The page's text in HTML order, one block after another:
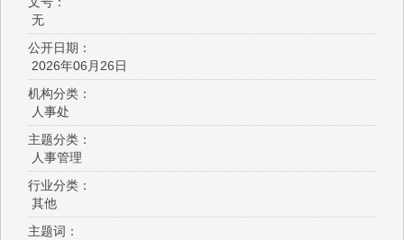
无
公开日期：
2026年06月26日
机构分类：
人事处
主题分类：
人事管理
行业分类：
其他
主题词：